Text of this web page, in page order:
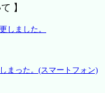
】
しました。
まった。(スマートフォン)